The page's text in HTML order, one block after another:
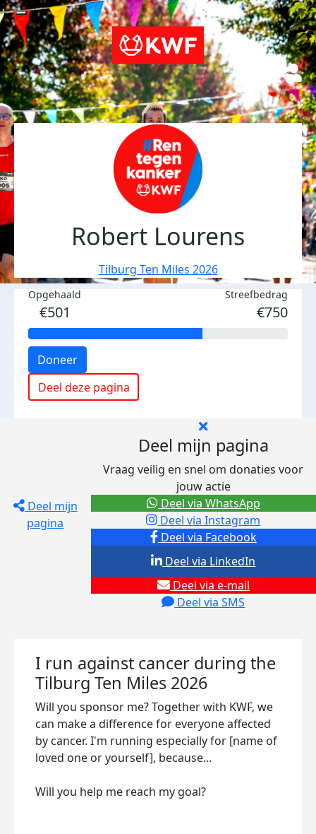
Robert Lourens
Tilburg Ten Miles 2026
Opgehaald
€501
Streefbedrag
€750
Doneer
Deel deze pagina
Deel mijn
pagina
Deel mijn pagina
Vraag veilig en snel om donaties voor
jouw actie
Deel via Facebook
Deel via Instagram
Deel via e-mail
Deel via SMS
Deel via LinkedIn
Deel via WhatsApp
I run against cancer during the
Tilburg Ten Miles 2026
Will you sponsor me? Together with KWF, we
can make a difference for everyone affected
by cancer. I'm running especially for [name of
loved one or yourself], because...
Will you help me reach my goal?